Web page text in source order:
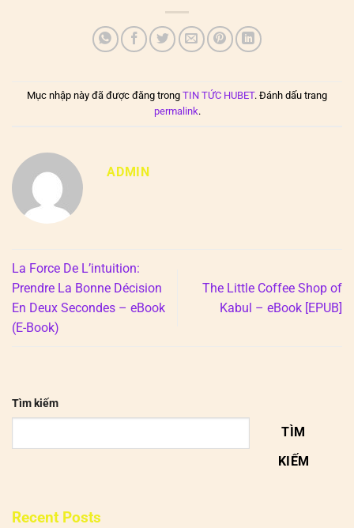
Mục nhập này đã được đăng trong TIN TỨC HUBET. Đánh dấu trang
permalink.
ADMIN
La Force De L’intuition:
Prendre La Bonne Décision
En Deux Secondes – eBook
(E-Book)
The Little Coffee Shop of
Kabul – eBook [EPUB]
Tìm kiếm
TÌM
KIẾM
Recent Posts